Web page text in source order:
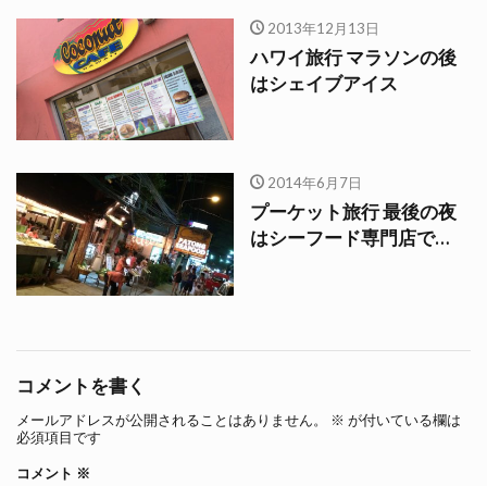
2013年12月13日
ハワイ旅行 マラソンの後
はシェイブアイス
2014年6月7日
プーケット旅行 最後の夜
はシーフード専門店で…
コメントを書く
メールアドレスが公開されることはありません。 ※ が付いている欄は
必須項目です
コメント ※